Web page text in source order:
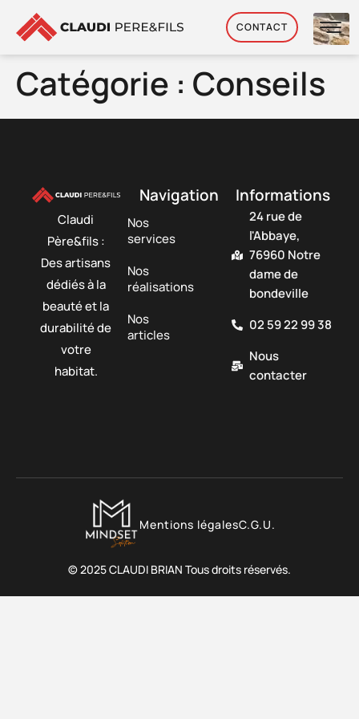
CONTACT
Catégorie : Conseils
Claudi
Père&fils :
Des artisans
dédiés à la
beauté et la
durabilité de
votre
habitat.
Navigation
Nos
services
Nos
réalisations
Nos
articles
Informations
24 rue de
l'Abbaye,
76960 Notre
dame de
bondeville
02 59 22 99 38
Nous
contacter
© 2025 CLAUDI BRIAN Tous droits réservés.
Mentions légalesC.G.U.